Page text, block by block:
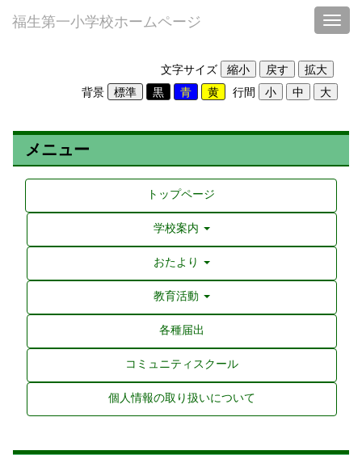
福生第一小学校ホームページ
文字サイズ
背景
行間
メニュー
トップページ
学校案内
おたより
教育活動
各種届出
コミュニティスクール
個人情報の取り扱いについて